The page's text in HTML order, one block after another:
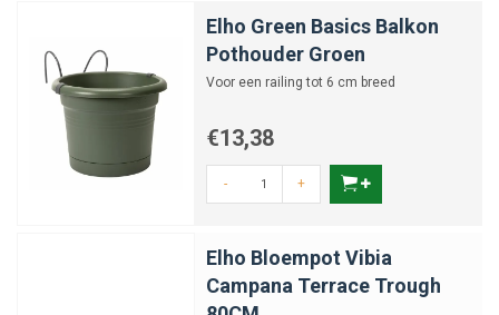
Elho Green Basics Balkon
Pothouder Groen
Voor een railing tot 6 cm breed
€13,38
- +
Elho Bloempot Vibia
Campana Terrace Trough